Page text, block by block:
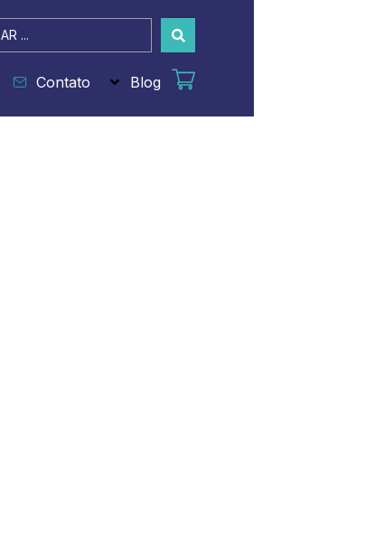
Contato Blog